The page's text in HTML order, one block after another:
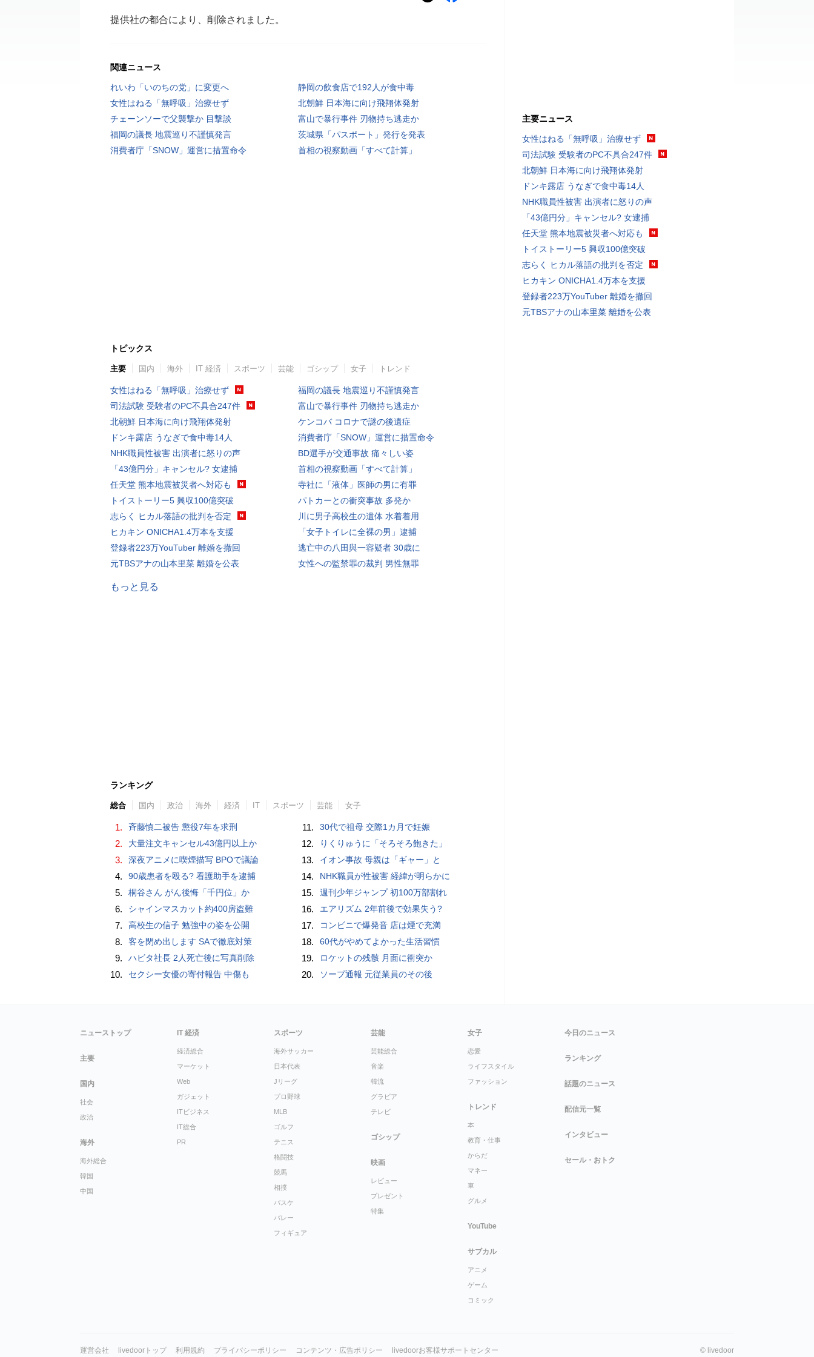
提供社の都合により、削除されました。
関連ニュース
れいわ「いのちの党」に変更へ
静岡の飲食店で192人が食中毒
女性はねる「無呼吸」治療せず
北朝鮮 日本海に向け飛翔体発射
チェーンソーで父襲撃か 目撃談
富山で暴行事件 刃物持ち逃走か
福岡の議長 地震巡り不謹慎発言
茨城県「パスポート」発行を発表
消費者庁「SNOW」運営に措置命令
首相の視察動画「すべて計算」
トピックス
主要 国内 海外 IT 経済 スポーツ 芸能 ゴシップ 女子 トレンド
女性はねる「無呼吸」治療せず
司法試験 受験者のPC不具合247件
北朝鮮 日本海に向け飛翔体発射
ドンキ露店 うなぎで食中毒14人
NHK職員性被害 出演者に怒りの声
「43億円分」キャンセル? 女逮捕
任天堂 熊本地震被災者へ対応も
トイストーリー5 興収100億突破
志らく ヒカル落語の批判を否定
ヒカキン ONICHA1.4万本を支援
登録者223万YouTuber 離婚を撤回
元TBSアナの山本里菜 離婚を公表
福岡の議長 地震巡り不謹慎発言
富山で暴行事件 刃物持ち逃走か
ケンコバ コロナで謎の後遺症
消費者庁「SNOW」運営に措置命令
BD選手が交通事故 痛々しい姿
首相の視察動画「すべて計算」
寺社に「液体」医師の男に有罪
パトカーとの衝突事故 多発か
川に男子高校生の遺体 水着着用
「女子トイレに全裸の男」逮捕
逃亡中の八田與一容疑者 30歳に
女性への監禁罪の裁判 男性無罪
もっと見る
ランキング
総合 国内 政治 海外 経済 IT スポーツ 芸能 女子
1. 斉藤慎二被告 懲役7年を求刑
2. 大量注文キャンセル43億円以上か
3. 深夜アニメに喫煙描写 BPOで議論
4. 90歳患者を殴る? 看護助手を逮捕
5. 桐谷さん がん後悔「千円位」か
6. シャインマスカット約400房盗難
7. 高校生の信子 勉強中の姿を公開
8. 客を閉め出します SAで徹底対策
9. ハビタ社長 2人死亡後に写真削除
10. セクシー女優の寄付報告 中傷も
11. 30代で祖母 交際1カ月で妊娠
12. りくりゅうに「そろそろ飽きた」
13. イオン事故 母親は「ギャー」と
14. NHK職員が性被害 経緯が明らかに
15. 週刊少年ジャンプ 初100万部割れ
16. エアリズム 2年前後で効果失う?
17. コンビニで爆発音 店は煙で充満
18. 60代がやめてよかった生活習慣
19. ロケットの残骸 月面に衝突か
20. ソープ通報 元従業員のその後
主要ニュース
女性はねる「無呼吸」治療せず
司法試験 受験者のPC不具合247件
北朝鮮 日本海に向け飛翔体発射
ドンキ露店 うなぎで食中毒14人
NHK職員性被害 出演者に怒りの声
「43億円分」キャンセル? 女逮捕
任天堂 熊本地震被災者へ対応も
トイストーリー5 興収100億突破
志らく ヒカル落語の批判を否定
ヒカキン ONICHA1.4万本を支援
登録者223万YouTuber 離婚を撤回
元TBSアナの山本里菜 離婚を公表
ニューストップ
主要
国内
社会
政治
海外
海外総合
韓国
中国
IT 経済
経済総合
マーケット
Web
ガジェット
ITビジネス
IT総合
PR
スポーツ
海外サッカー
日本代表
Jリーグ
プロ野球
MLB
ゴルフ
テニス
格闘技
競馬
相撲
バスケ
バレー
フィギュア
芸能
芸能総合
音楽
韓流
グラビア
テレビ
ゴシップ
映画
レビュー
プレゼント
特集
女子
恋愛
ライフスタイル
ファッション
トレンド
本
教育・仕事
からだ
マネー
車
グルメ
YouTube
サブカル
アニメ
ゲーム
コミック
今日のニュース
ランキング
話題のニュース
配信元一覧
インタビュー
セール・おトク
運営会社 livedoorトップ 利用規約 プライバシーポリシー コンテンツ・広告ポリシー livedoorお客様サポートセンター © livedoor